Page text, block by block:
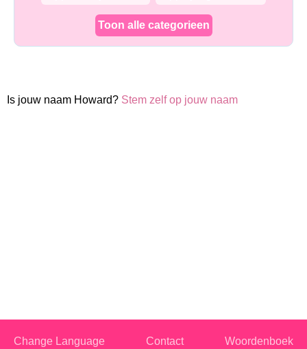
Toon alle categorieen
Is jouw naam Howard? Stem zelf op jouw naam
Change Language Contact Woordenboek